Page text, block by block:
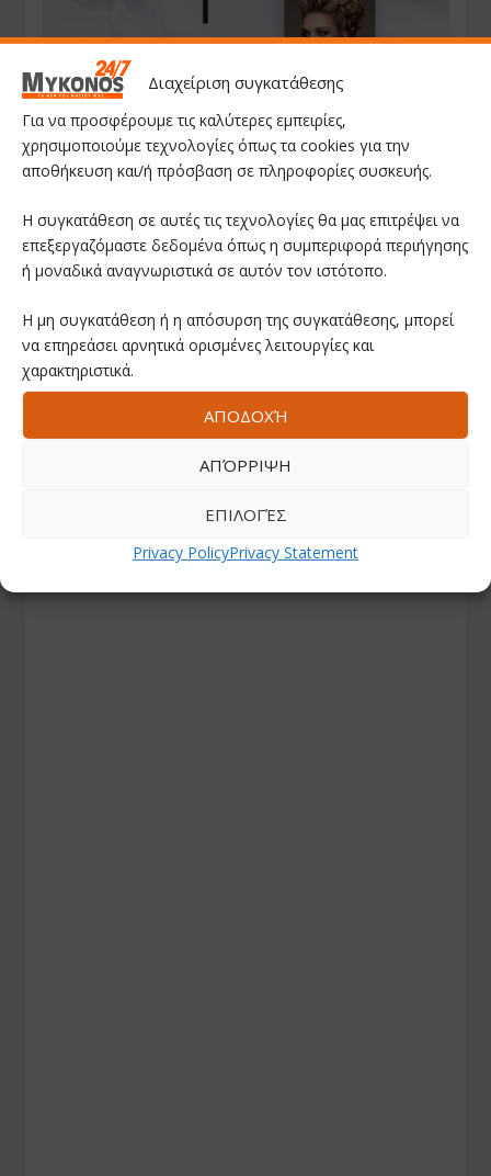
Διαχείριση συγκατάθεσης
Για να προσφέρουμε τις καλύτερες εμπειρίες,
χρησιμοποιούμε τεχνολογίες όπως τα cookies για την
αποθήκευση και/ή πρόσβαση σε πληροφορίες συσκευής.
Η συγκατάθεση σε αυτές τις τεχνολογίες θα μας επιτρέψει να
επεξεργαζόμαστε δεδομένα όπως η συμπεριφορά περιήγησης
ή μοναδικά αναγνωριστικά σε αυτόν τον ιστότοπο.
Η μη συγκατάθεση ή η απόσυρση της συγκατάθεσης, μπορεί
να επηρεάσει αρνητικά ορισμένες λειτουργίες και
χαρακτηριστικά.
ΑΠΟΔΟΧΉ
ΑΠΌΡΡΙΨΗ
ΕΠΙΛΟΓΈΣ
Privacy PolicyPrivacy Statement